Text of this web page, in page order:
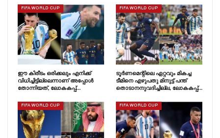
FIFA WORLD CUP
ഈ കിരീടം ഒരിക്കലും എനിക്ക്
വിധിച്ചിട്ടില്ലെന്നാണ് അപ്പോൾ
തോന്നിയത്, ലോകകപ്പ്…
FIFA WORLD CUP
ടൂർണമെന്റിലെ ഏറ്റവും മികച്ച
ടീമിനെ എഴുപതു മിനുട്ട് പന്ത്
തൊടാനനുവദിച്ചില്ല, ലോകകപ്പ്…
FIFA WORLD CUP FIFA WORLD CUP